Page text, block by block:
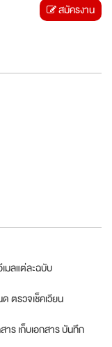
สมัครงาน
มลแต่ละฉบับ
ตรวจเช็คเวียน
าร เก็บเอกสาร บันทึก